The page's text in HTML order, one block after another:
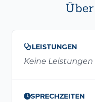
LEISTUNGEN
Keine
SPRECHZEITEN